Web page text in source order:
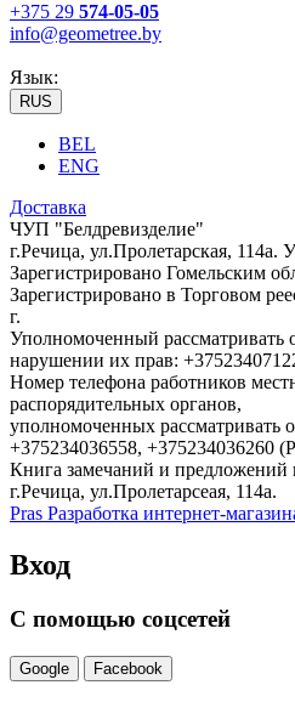
+375 29 574-05-05
info@geometree.by
Язык:
RUS
BEL
ENG
Доставка
ЧУП "Белдревизделие"
г.Речица, ул.Пролетарская,
Зарегистрировано Гомельским
Зарегистрировано в Торговом
г.
Уполномоченный рассматривать
нарушении их прав:
Номер телефона работников
распорядительных органов,
уполномоченных рассматривать
+375234036558, +375234036260
Книга замечаний и предложений
г.Речица, ул.Пролетарсеая, 114а.
Pras Разработка интернет-
Вход
С помощью соцсетей
Google Facebook